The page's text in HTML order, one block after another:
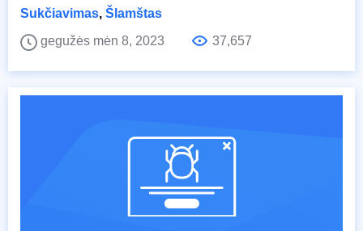
Sukčiavimas, Šlamštas
gegužės mėn 8, 2023
37,657